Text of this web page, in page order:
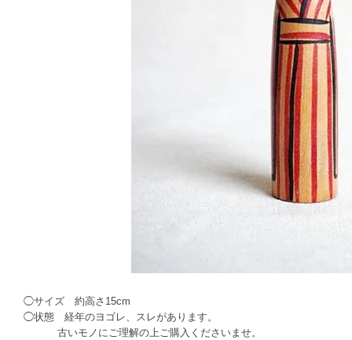
◯サイズ 約高さ15cm
◯状態 経年のヨゴレ、スレがあります。
古いモノにご理解の上ご購入くださいませ。